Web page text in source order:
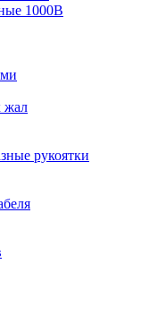
1000В
жал
рукоятки